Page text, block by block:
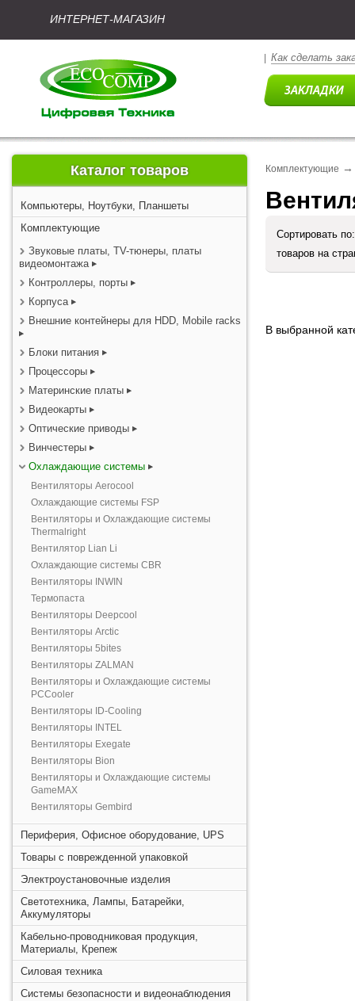
ИНТЕРНЕТ-МАГАЗИН
Как сделать
Каталог товаров
Компьютеры, Ноутбуки, Планшеты
Комплектующие
Звуковые платы, TV-тюнеры, платы
видеомонтажа
Контроллеры, порты
Корпуса
Внешние контейнеры для HDD, Mobile racks
Блоки питания
Процессоры
Материнские платы
Видеокарты
Оптические приводы
Винчестеры
Охлаждающие системы
Вентиляторы Aerocool
Охлаждающие системы FSP
Вентиляторы и Охлаждающие системы
Thermalright
Вентилятор Lian Li
Охлаждающие системы CBR
Вентиляторы INWIN
Термопаста
Вентиляторы Deepcool
Вентиляторы Arctic
Вентиляторы 5bites
Вентиляторы ZALMAN
Вентиляторы и Охлаждающие системы
PCCooler
Вентиляторы ID-Cooling
Вентиляторы INTEL
Вентиляторы Exegate
Вентиляторы Bion
Вентиляторы и Охлаждающие системы
GameMAX
Вентиляторы Gembird
Периферия, Офисное оборудование, UPS
Товары с поврежденной упаковкой
Электроустановочные изделия
Светотехника, Лампы, Батарейки,
Аккумуляторы
Кабельно-проводниковая продукция,
Материалы, Крепеж
Силовая техника
Системы безопасности и видеонаблюдения
Комплектующие →
Сортировать
товаров на
В выбранной